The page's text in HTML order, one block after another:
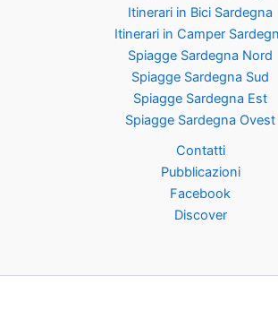
Itinerari in Bici Sardegna
Itinerari in Camper
Spiagge Sardegna Nord
Spiagge Sardegna Sud
Spiagge Sardegna Est
Spiagge Sardegna Ovest
Contatti
Pubblicazioni
Facebook
Discover